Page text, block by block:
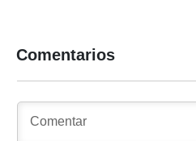
Comentarios